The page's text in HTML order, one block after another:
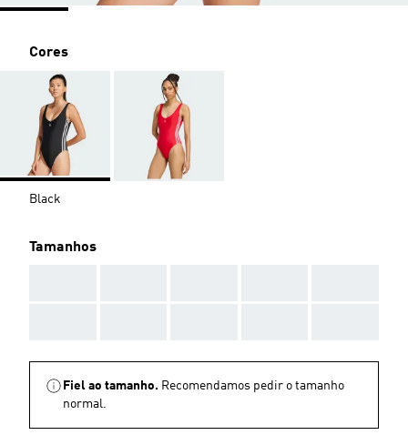
Cores
Black
Tamanhos
Fiel ao tamanho. Recomendamos pedir o tamanho
normal.